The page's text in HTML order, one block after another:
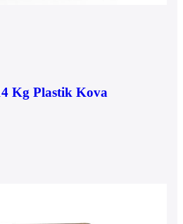
Kg Plastik Kova